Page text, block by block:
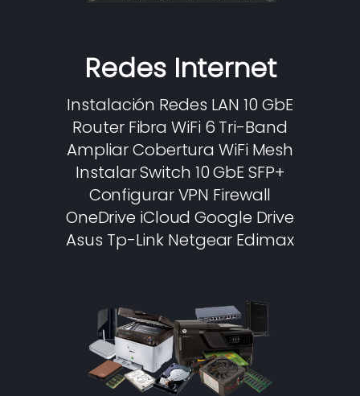
Redes Internet
Instalación Redes LAN 10 GbE
Router Fibra WiFi 6 Tri-Band
Ampliar Cobertura WiFi Mesh
Instalar Switch 10 GbE SFP+
Configurar VPN Firewall
OneDrive iCloud Google Drive
Asus Tp-Link Netgear Edimax